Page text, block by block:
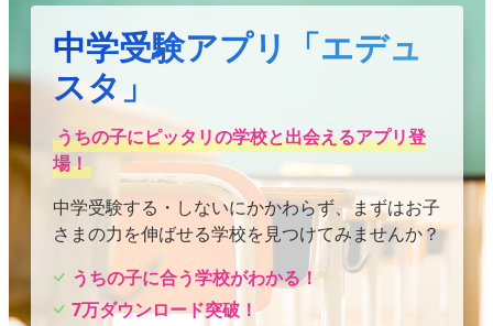
中学受験アプリ「エデュ
スタ」
うちの子にピッタリの学校と出会えるアプリ登
場！
中学受験する・しないにかかわらず、まずはお子
さまの力を伸ばせる学校を見つけてみませんか？
うちの子に合う学校がわかる！
7万ダウンロード突破！